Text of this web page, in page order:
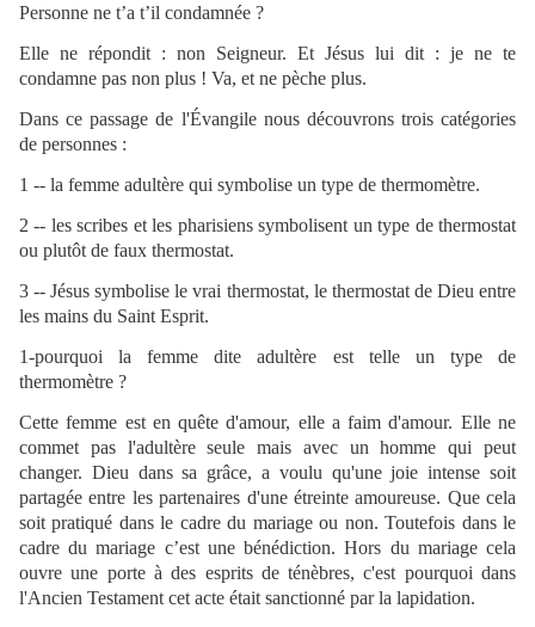
Personne ne t’a t’il condamnée ?
Elle ne répondit : non Seigneur. Et Jésus lui dit : je ne te
condamne pas non plus ! Va, et ne pèche plus.
Dans ce passage de l'Évangile nous découvrons trois catégories
de personnes :
1 -- la femme adultère qui symbolise un type de thermomètre.
2 -- les scribes et les pharisiens symbolisent un type de thermostat
ou plutôt de faux thermostat.
3 -- Jésus symbolise le vrai thermostat, le thermostat de Dieu entre
les mains du Saint Esprit.
1-pourquoi la femme dite adultère est telle un type de
thermomètre ?
Cette femme est en quête d'amour, elle a faim d'amour. Elle ne
commet pas l'adultère seule mais avec un homme qui peut
changer. Dieu dans sa grâce, a voulu qu'une joie intense soit
partagée entre les partenaires d'une étreinte amoureuse. Que cela
soit pratiqué dans le cadre du mariage ou non. Toutefois dans le
cadre du mariage c’est une bénédiction. Hors du mariage cela
ouvre une porte à des esprits de ténèbres, c'est pourquoi dans
l'Ancien Testament cet acte était sanctionné par la lapidation.